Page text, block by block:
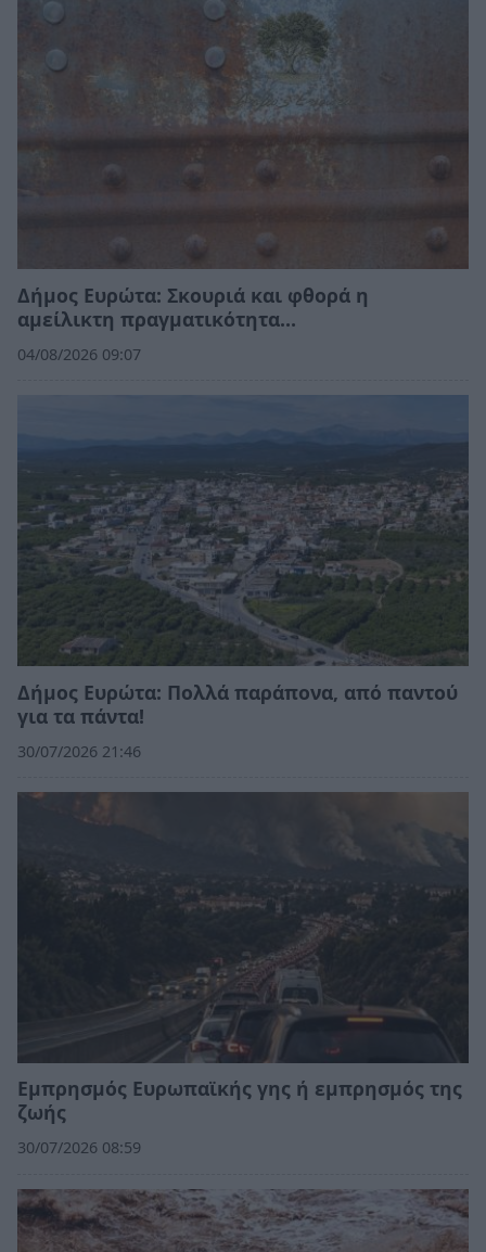
Δήμος Ευρώτα: Σκουριά και φθορά η
αμείλικτη πραγματικότητα…
04/08/2026 09:07
Δήμος Ευρώτα: Πολλά παράπονα, από παντού
για τα πάντα!
30/07/2026 21:46
Εμπρησμός Ευρωπαϊκής γης ή εμπρησμός της
ζωής
30/07/2026 08:59